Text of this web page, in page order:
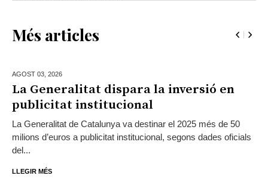
Més articles
AGOST 03, 2026
La Generalitat dispara la inversió en
publicitat institucional
La Generalitat de Catalunya va destinar el 2025 més de 50
milions d’euros a publicitat institucional, segons dades oficials
del...
LLEGIR MÉS